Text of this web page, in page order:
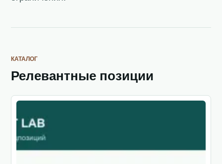
КАТАЛОГ
Релевантные позиции